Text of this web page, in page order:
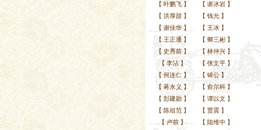
【 叶鹏飞】 【 谢冰岩 】
【 洪厚甜】 【 钱允 】
【 谢佳华】 【 王冰 】
【 王正通 】 【 卿三彬 】
【 史秀前】 【 林仲兴 】
【 李沾】 【 张文平 】
【 何连仁】 【 铸公 】
【 蒋永义 】 【 俞尔科 】
【 彭建勋】 【 谭以文 】
【 陈祖范】 【 贾震 】
【 卢前】 【 陆维中 】